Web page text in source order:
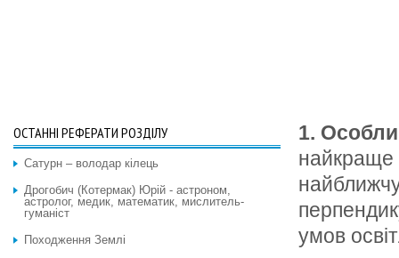
1.
найкраще
умов
ОСТАННІ РЕФЕРАТИ РОЗДІЛУ
Сатурн – володар кілець
Дрогобич (Котермак) Юрій - астроном,
астролог, медик, математик, мислитель-
гуманіст
Походження Землі